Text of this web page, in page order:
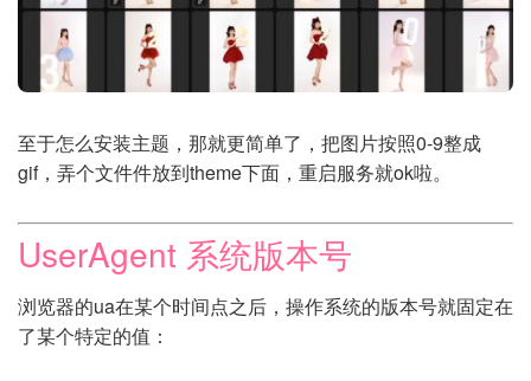
至于怎么安装主题，那就更简单了，把图片按照0-9整成
gif，弄个文件件放到theme下面，重启服务就ok啦。
UserAgent 系统版本号
浏览器的ua在某个时间点之后，操作系统的版本号就固定在
了某个特定的值：